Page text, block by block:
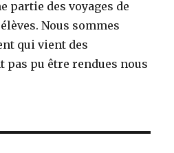
partie des voyages de
Nous sommes
qui vient des
pu être rendues nous